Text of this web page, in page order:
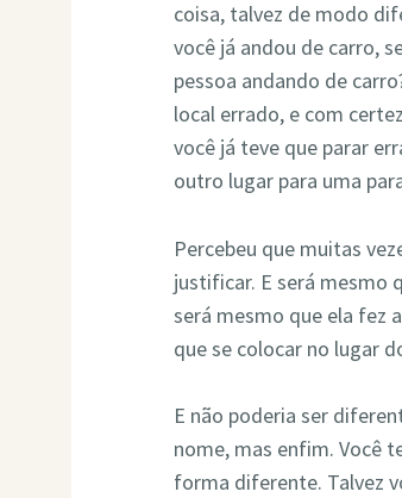
coisa, talvez de modo
você já andou de carro,
pessoa andando de
local errado, e com
você já teve que parar
outro lugar para uma
Percebeu que muitas
justificar. E será mesmo
será mesmo que ela fez
que se colocar no lugar
E não poderia ser
nome, mas enfim. Você
forma diferente. Talvez